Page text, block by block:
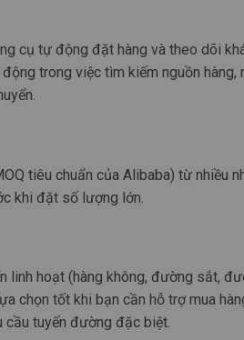
cụ tự động đặt hàng và theo dõi
trong việc tìm kiếm nguồn hàng,
tiêu chuẩn của Alibaba) từ nhiều
khi đặt số lượng lớn.
linh hoạt (hàng không, đường sắt,
chọn tốt khi bạn cần hỗ trợ mua
cầu tuyến đường đặc biệt.